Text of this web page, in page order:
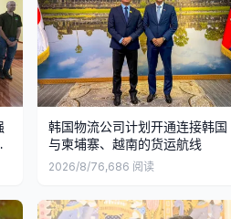
韩国物流公司计划开通连接韩国
与柬埔寨、越南的货运航线
2026/8/76,686 阅读